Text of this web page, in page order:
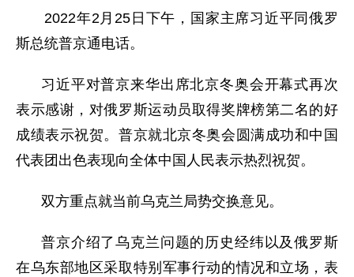
2022年2月25日下午， 国家主席习近平同俄罗
斯总统普京通电话。
习近平对普京来华出席北京冬奥会开幕式再次
表示感谢，对俄罗斯运动员取得奖牌榜第二名的好
成绩表示祝贺。普京就北京冬奥会圆满成功和中国
代表团出色表现向全体中国人民表示热烈祝贺。
双方重点就当前乌克兰局势交换意见。
普京介绍了乌克兰问题的历史经纬以及俄罗斯
在乌东部地区采取特别军事行动的情况和立场，表